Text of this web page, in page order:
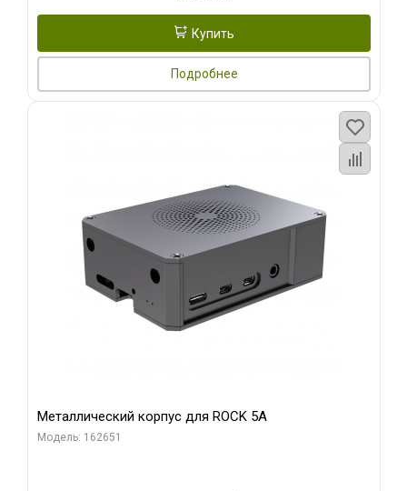
Купить
Подробнее
Металлический корпус для ROCK 5A
Модель: 162651